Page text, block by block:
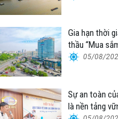
Gia hạn thời
thầu “Mua
container
05/08/
Sự an toàn
là nền tảng